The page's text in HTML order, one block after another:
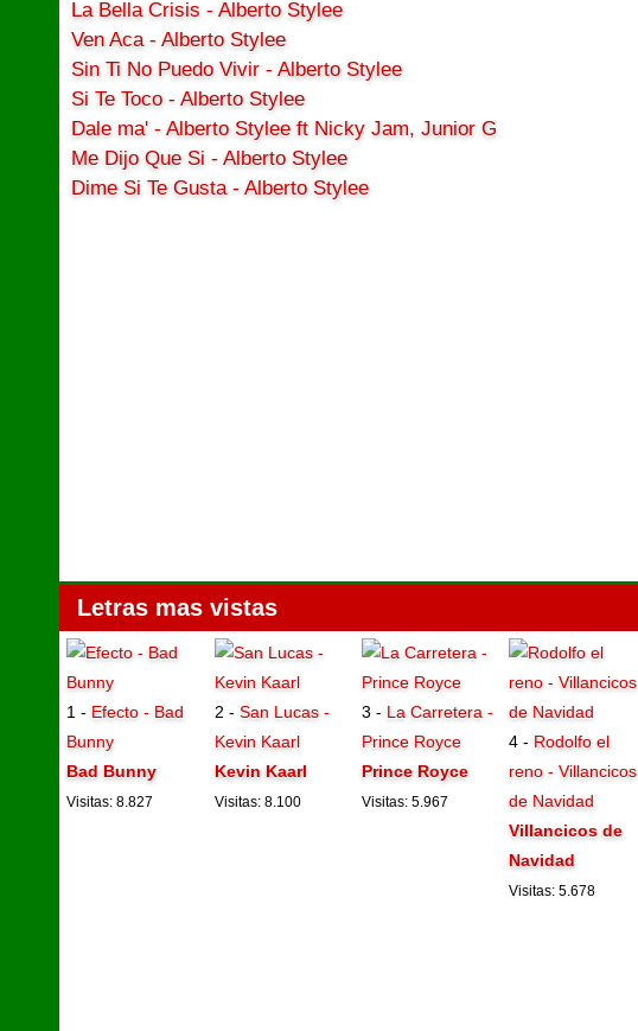
La Bella Crisis - Alberto Stylee
Ven Aca - Alberto Stylee
Sin Ti No Puedo Vivir - Alberto Stylee
Si Te Toco - Alberto Stylee
Dale ma' - Alberto Stylee ft Nicky Jam, Junior G
Me Dijo Que Si - Alberto Stylee
Dime Si Te Gusta - Alberto Stylee
Letras mas vistas
1 - Efecto - Bad
Bunny
Bad Bunny
Visitas: 8.827
2 - San Lucas -
Kevin Kaarl
Kevin Kaarl
Visitas: 8.100
3 - La Carretera -
Prince Royce
Prince Royce
Visitas: 5.967
4 - Rodolfo el
reno - Villancicos
de Navidad
Villancicos de
Navidad
Visitas: 5.678